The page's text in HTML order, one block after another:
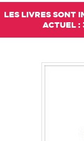
LES LIVRES SONT
ACTUEL :